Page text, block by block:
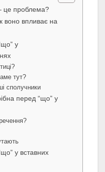
це проблема?
воно впливає на
у
тут?
сполучники
перед “що” у
у вставних